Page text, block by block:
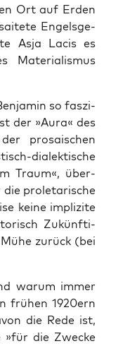
Ort auf Erden
Engels­ge­
Asja Lacis es
Mate­ria­lis­mus
so fas­zi­
der »Aura« des
pro­sa­ischen
dia­lek­ti­sche
Traum«, über­
pro­le­ta­ri­sche
kei­ne impli­zi­te
Zukünf­ti­
zurück (bei
war­um immer
frü­hen 1920ern
die Rede ist,
»für die Zwe­cke